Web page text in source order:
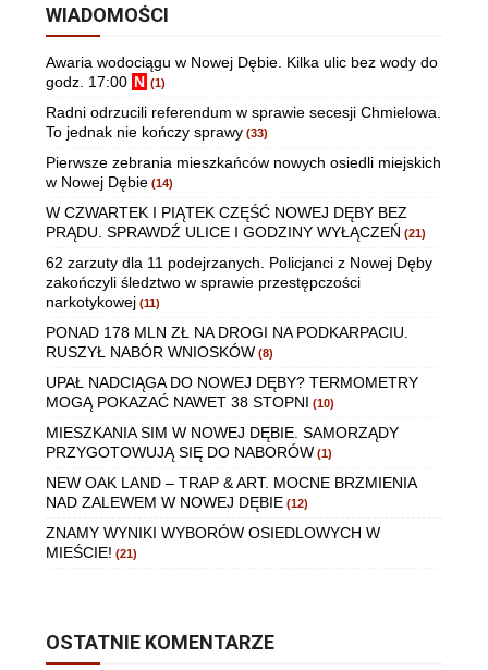
WIADOMOŚCI
Awaria wodociągu w Nowej Dębie. Kilka ulic bez wody do
godz. 17:00 N (1)
Radni odrzucili referendum w sprawie secesji Chmielowa.
To jednak nie kończy sprawy (33)
Pierwsze zebrania mieszkańców nowych osiedli miejskich
w Nowej Dębie (14)
W CZWARTEK I PIĄTEK CZĘŚĆ NOWEJ DĘBY BEZ
PRĄDU. SPRAWDŹ ULICE I GODZINY WYŁĄCZEŃ (21)
62 zarzuty dla 11 podejrzanych. Policjanci z Nowej Dęby
zakończyli śledztwo w sprawie przestępczości
narkotykowej (11)
PONAD 178 MLN ZŁ NA DROGI NA PODKARPACIU.
RUSZYŁ NABÓR WNIOSKÓW (8)
UPAŁ NADCIĄGA DO NOWEJ DĘBY? TERMOMETRY
MOGĄ POKAZAĆ NAWET 38 STOPNI (10)
MIESZKANIA SIM W NOWEJ DĘBIE. SAMORZĄDY
PRZYGOTOWUJĄ SIĘ DO NABORÓW (1)
NEW OAK LAND – TRAP & ART. MOCNE BRZMIENIA
NAD ZALEWEM W NOWEJ DĘBIE (12)
ZNAMY WYNIKI WYBORÓW OSIEDLOWYCH W
MIEŚCIE! (21)
OSTATNIE KOMENTARZE